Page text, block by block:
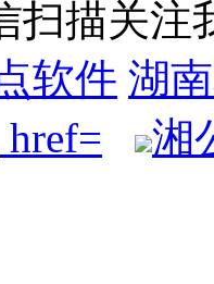
扫描关注
软件 湖
href= 湘